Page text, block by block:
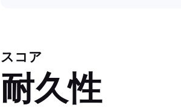
スコア
耐久性